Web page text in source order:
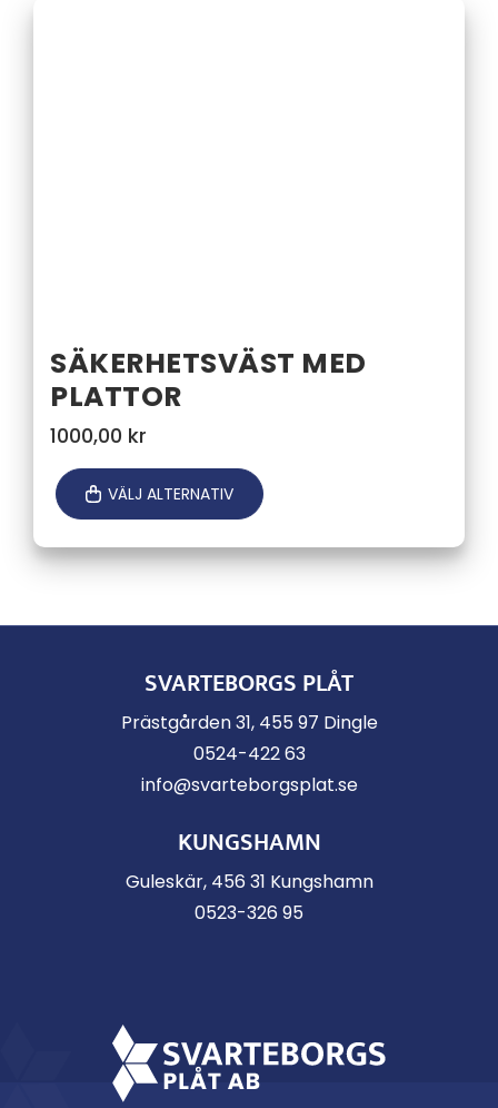
SÄKERHETSVÄST MED
PLATTOR
1000,00 kr
VÄLJ ALTERNATIV
SVARTEBORGS PLÅT
Prästgården 31, 455 97 Dingle
0524-422 63
info@svarteborgsplat.se
KUNGSHAMN
Guleskär, 456 31 Kungshamn
0523-326 95